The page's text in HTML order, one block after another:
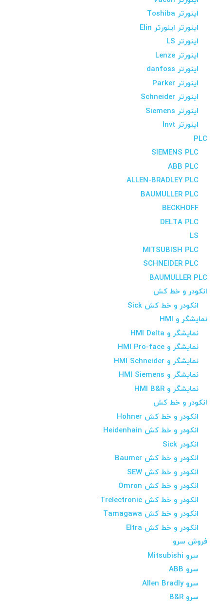
اینورتر Toshiba
اینورتر اینورتر Elin
اینورتر LS
اینورتر Lenze
اینورتر danfoss
اینورتر Parker
اینورتر Schneider
اینورتر Siemens
اینورتر Invt
PLC
SIEMENS PLC
ABB PLC
ALLEN-BRADLEY PLC
BAUMULLER PLC
BECKHOFF
DELTA PLC
LS
MITSUBISH PLC
SCHNEIDER PLC
BAUMULLER PLC
انکودر و خط کش
انکودر و خط کش Sick
نمایشگر و HMI
نمایشگر و HMI Delta
نمایشگر و HMI Pro-face
نمایشگر و HMI Schneider
نمایشگر و HMI Siemens
نمایشگر و HMI B&R
انکودر و خط کش
انکودر و خط کش Hohner
انکودر و خط کش Heidenhain
انکودر Sick
انکودر و خط کش Baumer
انکودر و خط کش SEW
انکودر و خط کش Omron
انکودر و خط کش Trelectronic
انکودر و خط کش Tamagawa
انکودر و خط کش Eltra
فروش سرو
سرو Mitsubishi
سرو ABB
سرو Allen Bradly
سرو B&R